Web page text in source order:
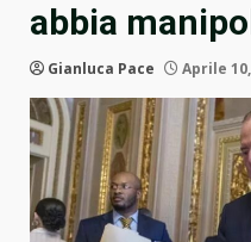
abbia
Gianluca Pace Aprile